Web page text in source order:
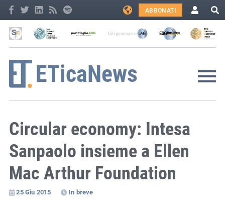
ABBONATI
Circular economy: Intesa
Sanpaolo insieme a Ellen
Mac Arthur Foundation
25 Giu 2015 In breve